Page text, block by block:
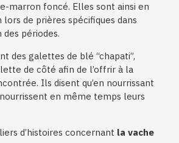
marron foncé. Elles sont ainsi en
de prières spécifiques dans
périodes.
des galettes de blé “chapati”,
de côté afin de l’offrir à la
Ils disent qu’en nourrissant
en même temps leurs
d’histoires concernant la vache